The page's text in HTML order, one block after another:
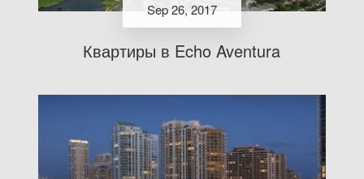
Sep 26, 2017
Квартиры в Echo Aventura